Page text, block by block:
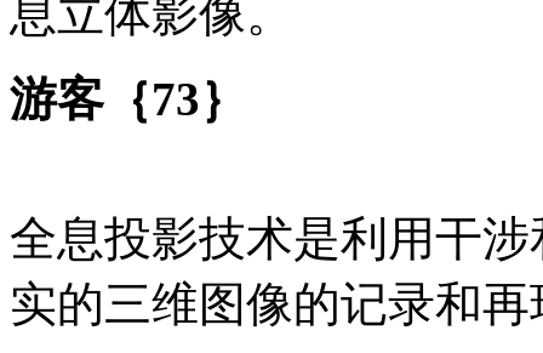
息立体影像。
游客｛73｝
全息投影技术是利用干
实的三维图像的记录和